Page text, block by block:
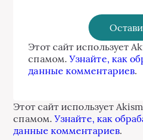
Этот сайт использует
спамом.Узнайте, как
данные комментариев.
Этот сайт использует
спамом.Узнайте, как
данные комментариев.